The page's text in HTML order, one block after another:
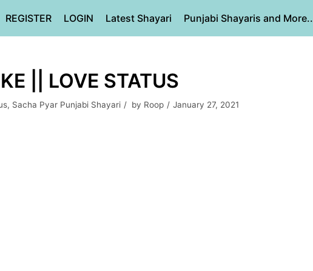
REGISTER LOGIN Latest Shayari Punjabi Shayaris and More..
|| LOVE STATUS
, Sacha Pyar Punjabi Shayari by Roop January 27, 2021